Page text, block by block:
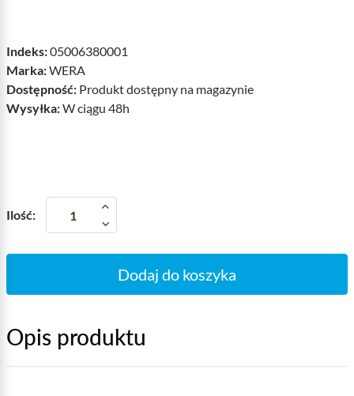
Indeks:05006380001
Marka:WERA
Dostępność: Produkt dostępny na magazynie
Wysyłka:W ciągu 48h
Ilość:
Dodaj do koszyka
Opis produktu